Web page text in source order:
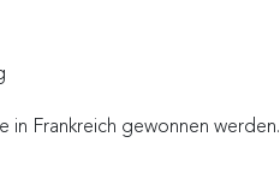
in Frankreich gewonnen werden.